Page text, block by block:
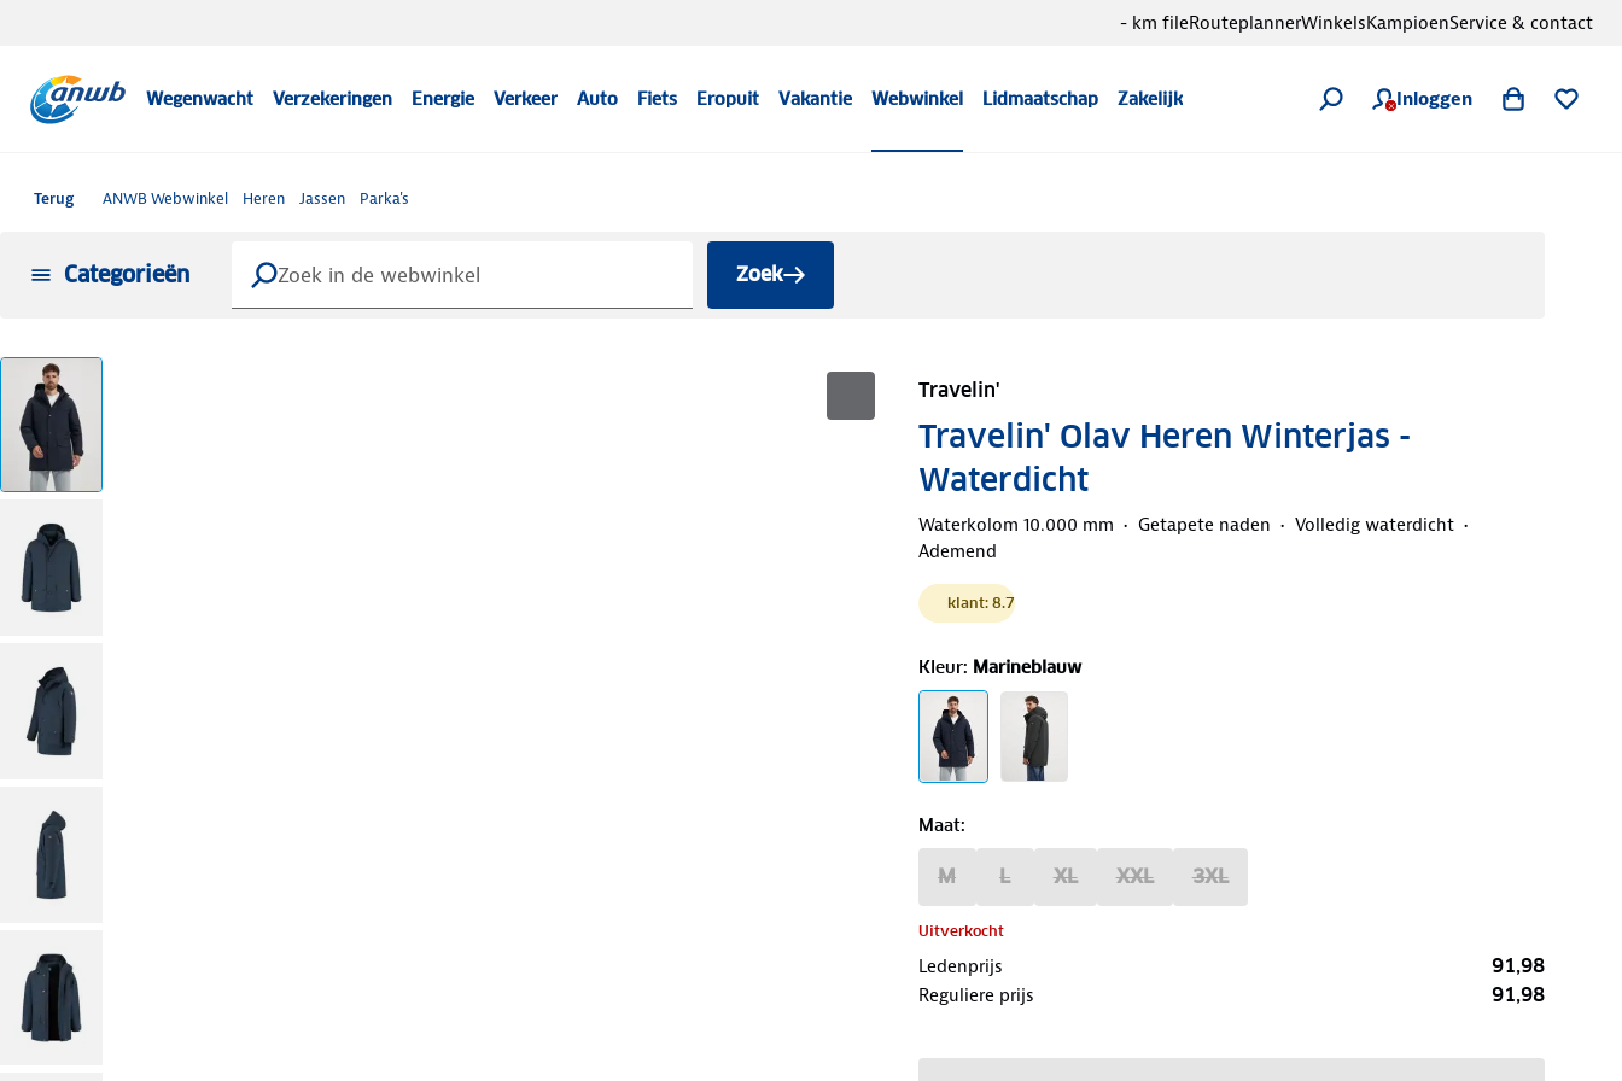
Wegenwacht Verzekeringen Energie Verkeer Auto Fiets Eropuit Vakantie Webwinkel Lidmaatschap Zakelijk Inloggen
- km fileRouteplannerWinkelsKampioenService & contact
Terug ANWB Webwinkel Heren Jassen Parka's
Categorieën Zoek
Travelin'
Travelin' Olav Heren Winterjas -
Waterdicht
Waterkolom 10.000 mm Getapete naden
Volledig waterdicht
Ademend
klant: 8.7
Kleur: Marineblauw
Maat:
M L XL XXL 3XL
Uitverkocht
Ledenprijs 91,98
Reguliere prijs 91,98